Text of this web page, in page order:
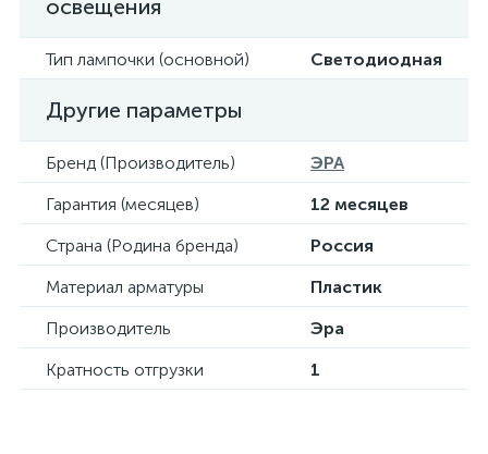
освещения
Тип лампочки (основной) Светодиодная
Другие параметры
Бренд (Производитель)
ЭРА
Гарантия (месяцев)
12 месяцев
Страна (Родина бренда)
Россия
Материал арматуры
Пластик
Производитель
Эра
Кратность отгрузки
1